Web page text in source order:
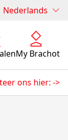
Nederlands
My Brachot
ons hier: ->